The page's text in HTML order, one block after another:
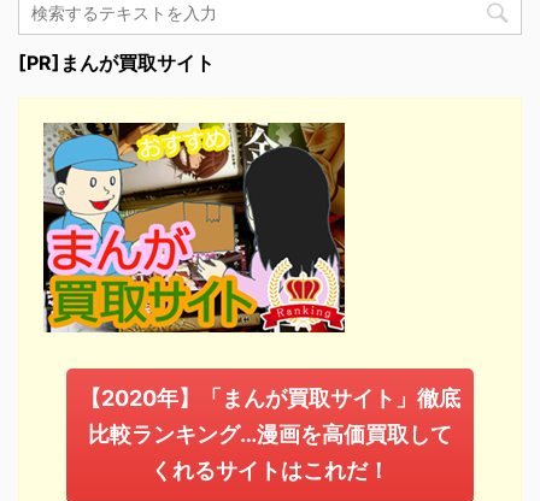
[PR]まんが買取サイト
【2020年】「まんが買取サイト」徹底
比較ランキング…漫画を高価買取して
くれるサイトはこれだ！